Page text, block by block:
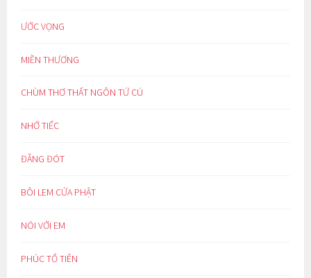
ƯỚC VỌNG
MIỀN THƯƠNG
CHÙM THƠ THẤT NGÔN TỨ CÚ
NHỚ TIẾC
ĐẮNG ĐÓT
BÔI LEM CỬA PHẬT
NÓI VỚI EM
PHÚC TỔ TIÊN